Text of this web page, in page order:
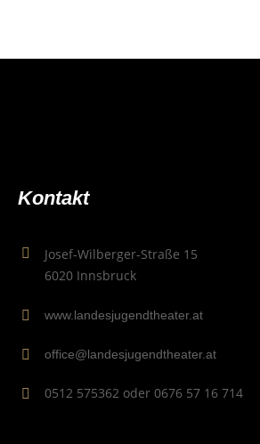
Kon­takt
Josef-Wilberger-Straße 15
6020 Innsbruck
www.landesjugendtheater.at
office@landesjugendtheater.at
0512 575362 oder 0676 57 16 714